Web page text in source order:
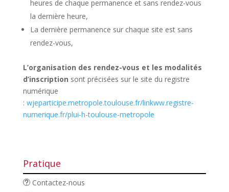
heures de chaque permanence et sans rendez-vous
la dernière heure,
La dernière permanence sur chaque site est sans
rendez-vous,
L’organisation des rendez-vous et les modalités
d’inscription sont précisées sur le site du registre
numérique
: wjeparticipe.metropole.toulouse.fr/linkww.registre-
numerique.fr/plui-h-toulouse-metropole
Pratique
Contactez-nous